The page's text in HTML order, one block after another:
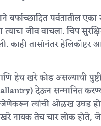
पर्वतातील एका
त्याचा जीव वाचला. चिप
काही तासांनंतर
हेच खरे कोड असल्याची
देऊन सन्मानित
त्यांची ओळख उघड
नायक तेच चार लोक होते,